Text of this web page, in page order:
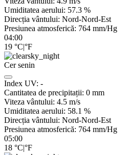
Umiditatea aerului: 57.3 %
Direcția vântului: Nord-Nord-Est
Presiunea atmosferică: 764 mm/Hg
04:00
19 °C|°F
Cer senin
Index UV: -
Cantitatea de precipitații: 0 mm
Viteza vântului: 4.5 m/s
Umiditatea aerului: 58.1 %
Direcția vântului: Nord-Nord-Est
Presiunea atmosferică: 764 mm/Hg
05:00
18 °C|°F